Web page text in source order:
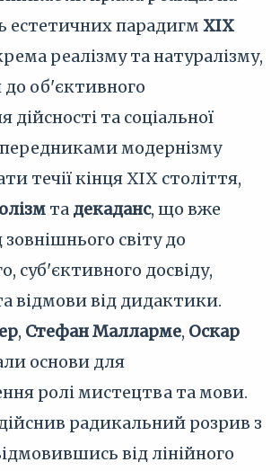
естетичних парадигм XIX
реалізму та натуралізму,
до об'єктивного
дійсності та соціальної
модернізму
течії кінця XIX століття,
та декаданс, що вже
світу до
суб'єктивного досвіду,
відмови від дидактики.
, Стефан Малларме, Оскар
основи для
ролі мистецтва та мови.
радикальний розрив з
від лінійного